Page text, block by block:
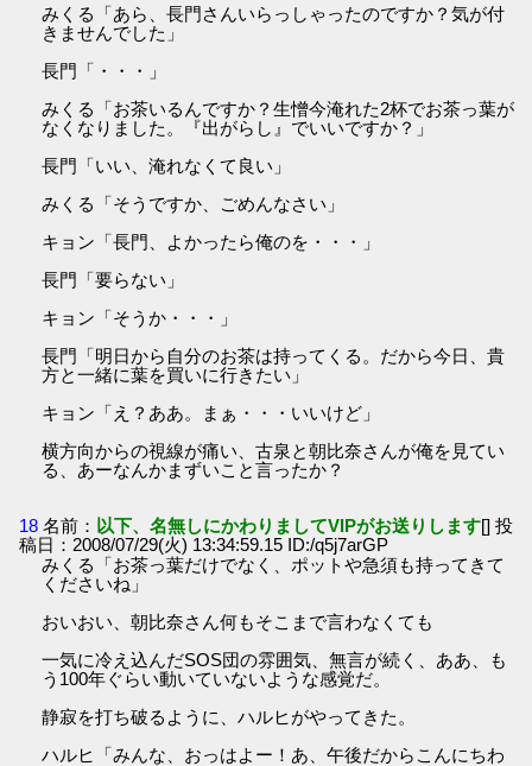
みくる「あら、長門さんいらっしゃったのですか？気が付
きませんでした」
長門「・・・」
みくる「お茶いるんですか？生憎今淹れた2杯でお茶っ葉が
なくなりました。『出がらし』でいいですか？」
長門「いい、淹れなくて良い」
みくる「そうですか、ごめんなさい」
キョン「長門、よかったら俺のを・・・」
長門「要らない」
キョン「そうか・・・」
長門「明日から自分のお茶は持ってくる。だから今日、貴
方と一緒に葉を買いに行きたい」
キョン「え？ああ。まぁ・・・いいけど」
横方向からの視線が痛い、古泉と朝比奈さんが俺を見てい
る、あーなんかまずいこと言ったか？
18 名前： 以下、名無しにかわりましてVIPがお送りします[] 投
稿日：2008/07/29(火) 13:34:59.15 ID:/q5j7arGP
みくる「お茶っ葉だけでなく、ポットや急須も持ってきて
くださいね」
おいおい、朝比奈さん何もそこまで言わなくても
一気に冷え込んだSOS団の雰囲気、無言が続く、ああ、も
う100年ぐらい動いていないような感覚だ。
静寂を打ち破るように、ハルヒがやってきた。
ハルヒ「みんな、おっはよー！あ、午後だからこんにちわ